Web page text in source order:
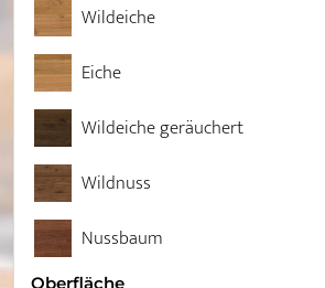
Wildeiche
Eiche
Wildeiche geräuchert
Wildnuss
Nussbaum
Oberfläche